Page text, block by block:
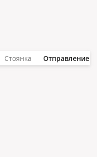
Стоянка Отправление